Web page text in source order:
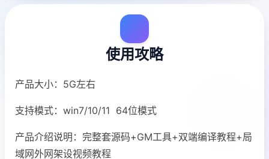
使用攻略
产品大小：5G左右
支持模式：win7/10/11 64位模式
产品介绍说明：完整套源码+GM工具+双端编译教程+局
域网外网架设视频教程